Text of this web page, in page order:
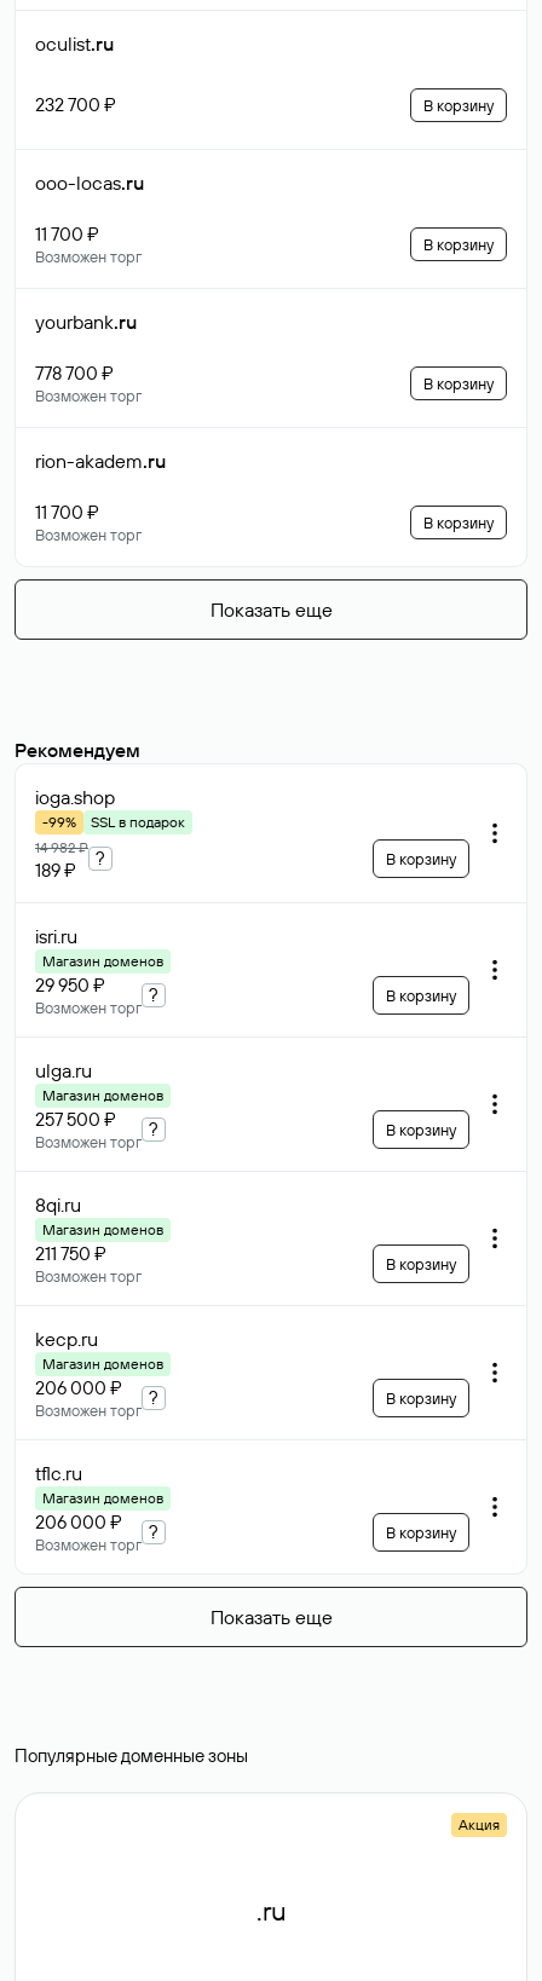
oculist.ru
232 700 ₽ В корзину
ooo-locas.ru
11 700 ₽
Возможен торг
В корзину
yourbank.ru
778 700 ₽
Возможен торг
В корзину
rion-akadem.ru
11 700 ₽
Возможен торг
В корзину
Показать еще
Рекомендуем
ioga.shop
-99%
SSL в подарок
14 982 ₽
189 ₽
? В корзину
isri.ru
Магазин доменов
29 950 ₽
Возможен торг
? В корзину
ulga.ru
Магазин доменов
257 500 ₽
Возможен торг
? В корзину
8qi.ru
Магазин доменов
211 750 ₽
Возможен торг
В корзину
kecp.ru
Магазин доменов
206 000 ₽
Возможен торг
? В корзину
tflc.ru
Магазин доменов
206 000 ₽
Возможен торг
? В корзину
Показать еще
Популярные доменные зоны
Акция
.ru